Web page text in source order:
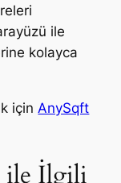
ile
kolayca
içinAnySqft
ile İlgili